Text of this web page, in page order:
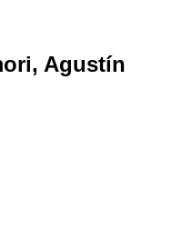
Agustín